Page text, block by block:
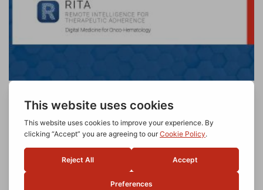
Aderenza terapeutica per i pazienti oncoematologici,
presentati al 50° Congresso Nazionale SIE i risultati
dello studio MargheRITA